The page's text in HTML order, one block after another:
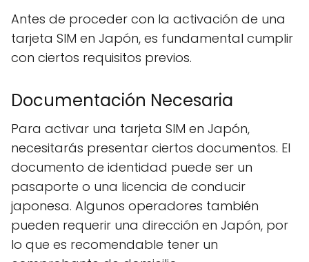
Antes de proceder con la activación de una
tarjeta SIM en Japón, es fundamental cumplir
con ciertos requisitos previos.
Documentación Necesaria
Para activar una tarjeta SIM en Japón,
necesitarás presentar ciertos documentos. El
documento de identidad puede ser un
pasaporte o una licencia de conducir
japonesa. Algunos operadores también
pueden requerir una dirección en Japón, por
lo que es recomendable tener un